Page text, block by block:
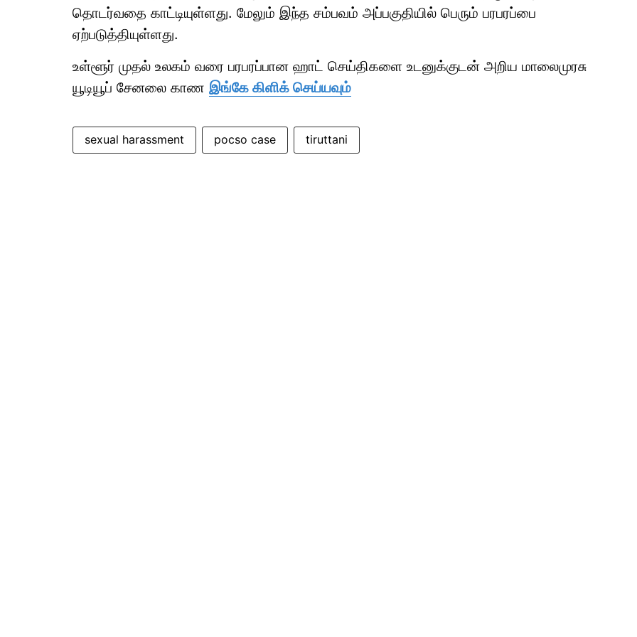
தொடர்வதை காட்டியுள்ளது. மேலும் இந்த சம்பவம் அப்பகுதியில் பெரும் பரபரப்பை
ஏற்படுத்தியுள்ளது.
உள்ளூர் முதல் உலகம் வரை பரபரப்பான ஹாட் செய்திகளை உடனுக்குடன் அறிய மாலைமுரசு
யூடியூப் சேனலை காண இங்கே கிளிக் செய்யவும்
sexual harassment pocso case tiruttani